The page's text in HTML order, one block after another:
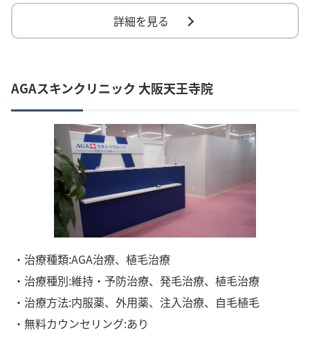
詳細を見る
AGAスキンクリニック 大阪天王寺院
・治療種類:AGA治療、植毛治療
・治療種別:維持・予防治療、発毛治療、植毛治療
・治療方法:内服薬、外用薬、注入治療、自毛植毛
・無料カウンセリング:あり